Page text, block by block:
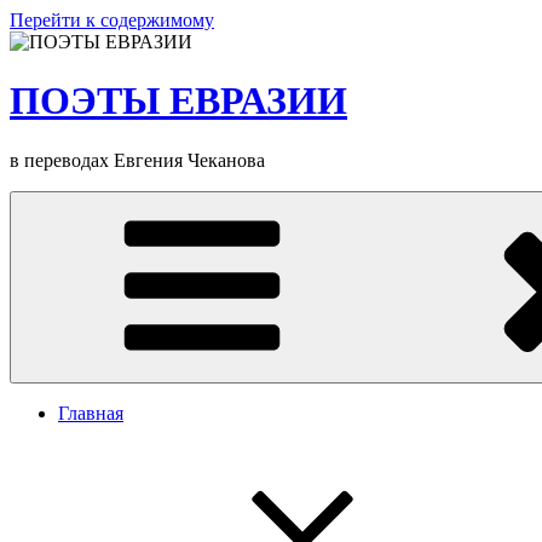
Перейти к содержимому
ПОЭТЫ ЕВРАЗИИ
в переводах Евгения Чеканова
Главная